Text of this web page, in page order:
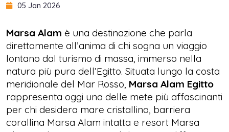
05 Jan 2026
Marsa Alam è una destinazione che parla
direttamente all’anima di chi sogna un viaggio
lontano dal turismo di massa, immerso nella
natura più pura dell’Egitto. Situata lungo la costa
meridionale del Mar Rosso, Marsa Alam Egitto
rappresenta oggi una delle mete più affascinanti
per chi desidera mare cristallino, barriera
corallina Marsa Alam intatta e resort Marsa